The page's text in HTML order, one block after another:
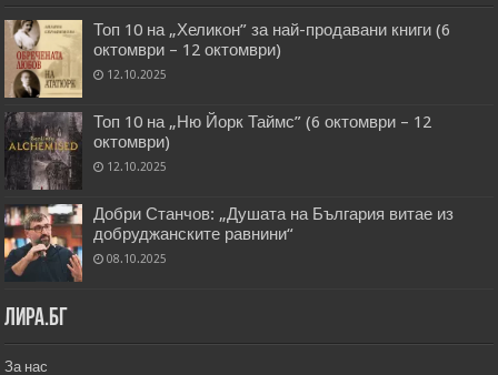
Топ 10 на „Хеликон” за най-продавани книги (6
октомври – 12 октомври)
12.10.2025
Топ 10 на „Ню Йорк Таймс” (6 октомври – 12
октомври)
12.10.2025
Добри Станчов: „Душата на България витае из
добруджанските равнини“
08.10.2025
Лира.бг
За нас